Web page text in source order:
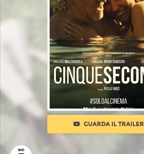
GUARDA IL TRAILER